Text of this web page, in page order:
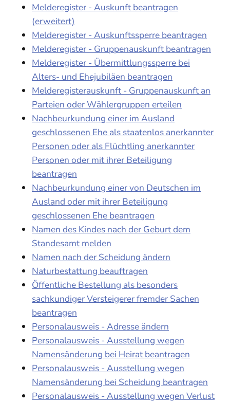
Melderegister - Auskunft beantragen
(erweitert)
Melderegister - Auskunftssperre beantragen
Melderegister - Gruppenauskunft beantragen
Melderegister - Übermittlungssperre bei
Alters- und Ehejubiläen beantragen
Melderegisterauskunft - Gruppenauskunft an
Parteien oder Wählergruppen erteilen
Nachbeurkundung einer im Ausland
geschlossenen Ehe als staatenlos anerkannter
Personen oder als Flüchtling anerkannter
Personen oder mit ihrer Beteiligung
beantragen
Nachbeurkundung einer von Deutschen im
Ausland oder mit ihrer Beteiligung
geschlossenen Ehe beantragen
Namen des Kindes nach der Geburt dem
Standesamt melden
Namen nach der Scheidung ändern
Naturbestattung beauftragen
Öffentliche Bestellung als besonders
sachkundiger Versteigerer fremder Sachen
beantragen
Personalausweis - Adresse ändern
Personalausweis - Ausstellung wegen
Namensänderung bei Heirat beantragen
Personalausweis - Ausstellung wegen
Namensänderung bei Scheidung beantragen
Personalausweis - Ausstellung wegen Verlust